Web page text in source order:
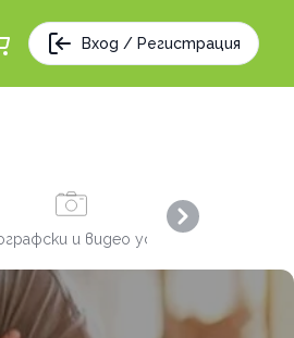
Вход / Регистрация
и видео услуги
Next slide